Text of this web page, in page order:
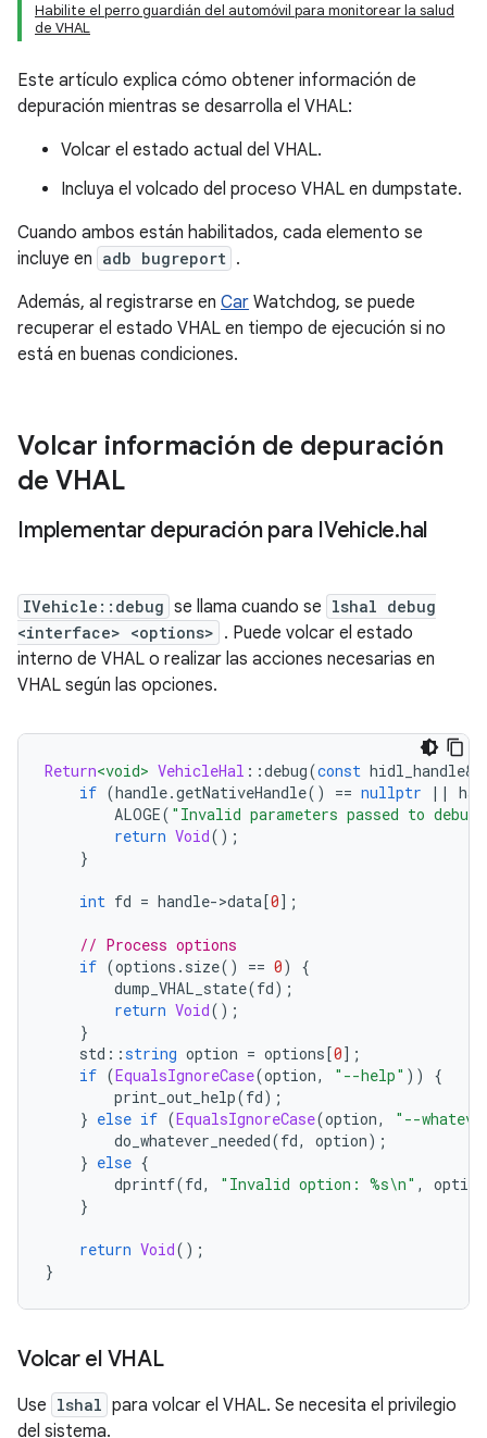
Habilite el perro guardián del automóvil para monitorear la salud
de VHAL
Este artículo explica cómo obtener información de
depuración mientras se desarrolla el VHAL:
Volcar el estado actual del VHAL.
Incluya el volcado del proceso VHAL en dumpstate.
Cuando ambos están habilitados, cada elemento se
incluye en adb bugreport .
Además, al registrarse en Car Watchdog, se puede
recuperar el estado VHAL en tiempo de ejecución si no
está en buenas condiciones.
Volcar información de depuración
de VHAL
Implementar depuración para IVehicle.hal
IVehicle::debug se llama cuando se lshal debug
<interface> <options> . Puede volcar el estado
interno de VHAL o realizar las acciones necesarias en
VHAL según las opciones.
Return<void> VehicleHal ::debug(const hidl_handle&
if (handle.getNativeHandle() == nullptr ||
ALOGE( "Invalid parameters passed to
return Void();
}
int fd = handle->data[0];
// Process options
if (options . size() == 0)
{
dump_VHAL_state(fd);
return Void();
}
std ::string option = options[0];
if (EqualsIgnoreCase(option, "--help" ))
{
print_out_help(fd);
} else if (EqualsIgnoreCase(option,
"--
do_whatever_needed(fd, option);
} else {
dprintf(fd, "Invalid option: %s\n" , option
}
return Void();
}
Volcar el VHAL
Use lshal para volcar el VHAL. Se necesita el privilegio
del sistema.